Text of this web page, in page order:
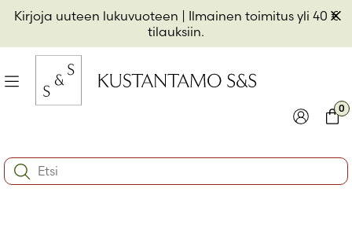
Kirjoja uuteen lukuvuoteen | Ilmainen toimitus yli 40 €
tilauksiin.
Hyppää
sisältöön
Valikko
0
Search: